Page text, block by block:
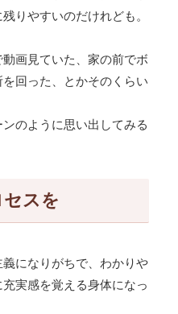
りやすいのだけれども。
画見ていた、家の前でボ
回った、とかそのくらい
のように思い出してみる
スを
になりがちで、わかりや
実感を覚える身体になっ